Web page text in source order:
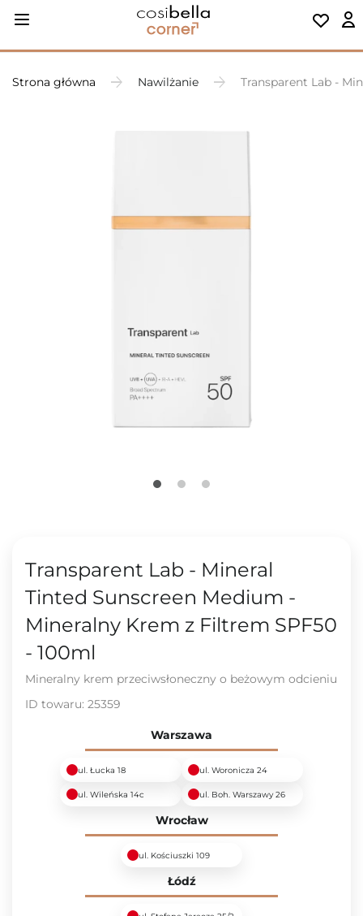
Strona główna Nawilżanie Transparent Lab -
Transparent Lab - Mineral
Tinted Sunscreen Medium -
Mineralny Krem z Filtrem SPF50
- 100ml
Mineralny krem przeciwsłoneczny o beżowym odcieniu
ID towaru: 25359
Warszawa
ul. Łucka 18 ul. Woronicza 24
ul. Wileńska 14c ul. Boh. Warszawy 26
Wrocław
ul. Kościuszki 109
Łódź